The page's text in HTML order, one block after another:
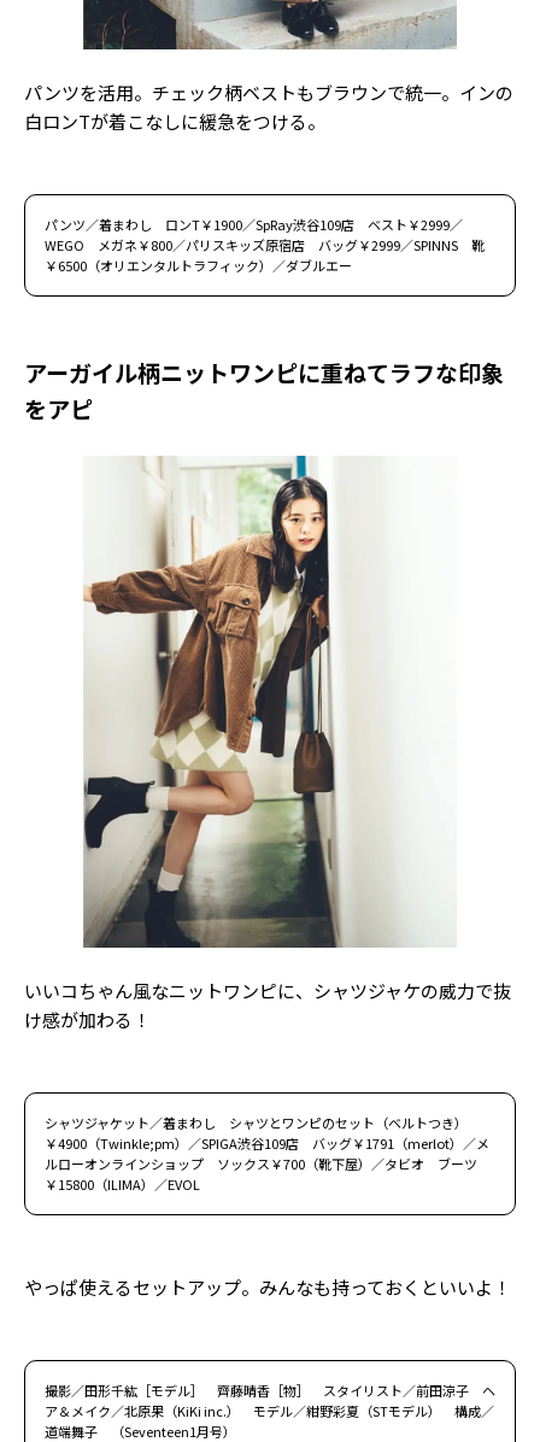
パンツを活用。チェック柄ベストもブラウンで統一。インの
白ロンTが着こなしに緩急をつける。
パンツ／着まわし ロンT￥1900／SpRay渋谷109店 ベスト￥2999／
WEGO メガネ￥800／パリスキッズ原宿店 バッグ￥2999／SPINNS 靴
￥6500（オリエンタルトラフィック）／ダブルエー
アーガイル柄ニットワンピに重ねてラフな印象
をアピ
いいコちゃん風なニットワンピに、シャツジャケの威力で抜
け感が加わる！
シャツジャケット／着まわし シャツとワンピのセット（ベルトつき）
￥4900（Twinkle;pm）／SPIGA渋谷109店 バッグ￥1791（merlot）／メ
ルローオンラインショップ ソックス￥700（靴下屋）／タビオ ブーツ
￥15800（ILIMA）／EVOL
やっぱ使えるセットアップ。みんなも持っておくといいよ！
撮影／田形千紘［モデル］ 齊藤晴香［物］ スタイリスト／前田涼子 ヘ
ア＆メイク／北原果（KiKi inc.） モデル／紺野彩夏（STモデル） 構成／
道端舞子 （Seventeen1月号）